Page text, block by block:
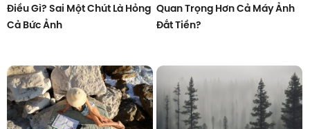
Điều Gì? Sai Một Chút Là Hỏng
Cả Bức Ảnh
Quan Trọng Hơn Cả Máy Ảnh
Đắt Tiền?